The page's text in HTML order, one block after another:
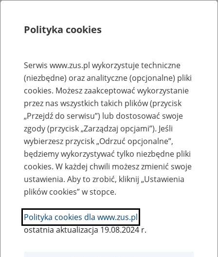
Rejestry, ewidencje i archiwa
Baza zlikwidowanych lub
przekształconych zakładów pracy
Nazwa zakładu pracy:
SZUKAJ
Polityka cookies
Serwis www.zus.pl wykorzystuje techniczne
(niezbędne) oraz analityczne (opcjonalne) pliki
cookies. Możesz zaakceptować wykorzystanie
przez nas wszystkich takich plików (przycisk
„Przejdź do serwisu”) lub dostosować swoje
zgody (przycisk „Zarządzaj opcjami”). Jeśli
wybierzesz przycisk „Odrzuć opcjonalne”,
będziemy wykorzystywać tylko niezbędne pliki
cookies. W każdej chwili możesz zmienić swoje
ustawienia. Aby to zrobić, kliknij „Ustawienia
plików cookies” w stopce.
Polityka cookies dla www.zus.pl
ostatnia aktualizacja 19.08.2024 r.